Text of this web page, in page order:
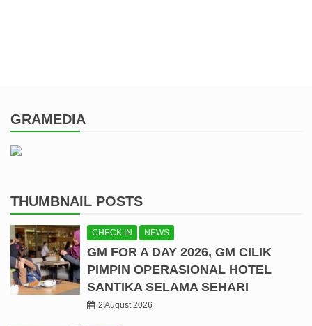
GRAMEDIA
THUMBNAIL POSTS
CHECK IN NEWS
GM FOR A DAY 2026, GM CILIK
PIMPIN OPERASIONAL HOTEL
SANTIKA SELAMA SEHARI
2 August 2026